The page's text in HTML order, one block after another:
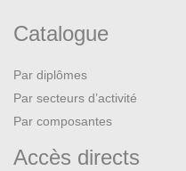
Catalogue
Par diplômes
Par secteurs d’activité
Par composantes
Accès directs